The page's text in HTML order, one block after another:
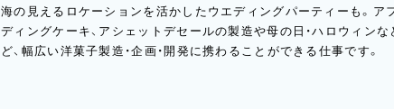
海の見えるロケーションを活かしたウエディングパーティーも。ア
ディングケーキ、アシェットデセールの製造や母の日・ハロウィン
ど、幅広い洋菓子製造・企画・開発に携わることができる仕事です。